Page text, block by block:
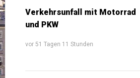
Verkehrsunfall mit Motorrad
und PKW
vor 51 Tagen 11 Stunden